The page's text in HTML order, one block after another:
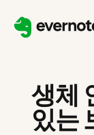
생체
있는